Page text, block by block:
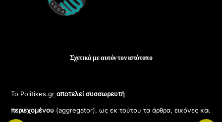
Σχετικά με αυτόν τον ιστότοπο
Το Politikes.grαποτελεί συσσωρευτή
περιεχομένου (aggregator), ως εκ τούτου τα άρθρα, εικόνες και